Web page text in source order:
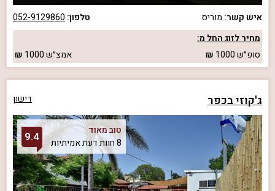
איש קשר: מוריס טלפון: 052-9129860
מחיר לזוג החל מ:
סופ״ש1000 אמצ״ש1000
ג'קוזי בכפר דישון
טוב מאוד
8 חוות דעת אמיתיות
9.4